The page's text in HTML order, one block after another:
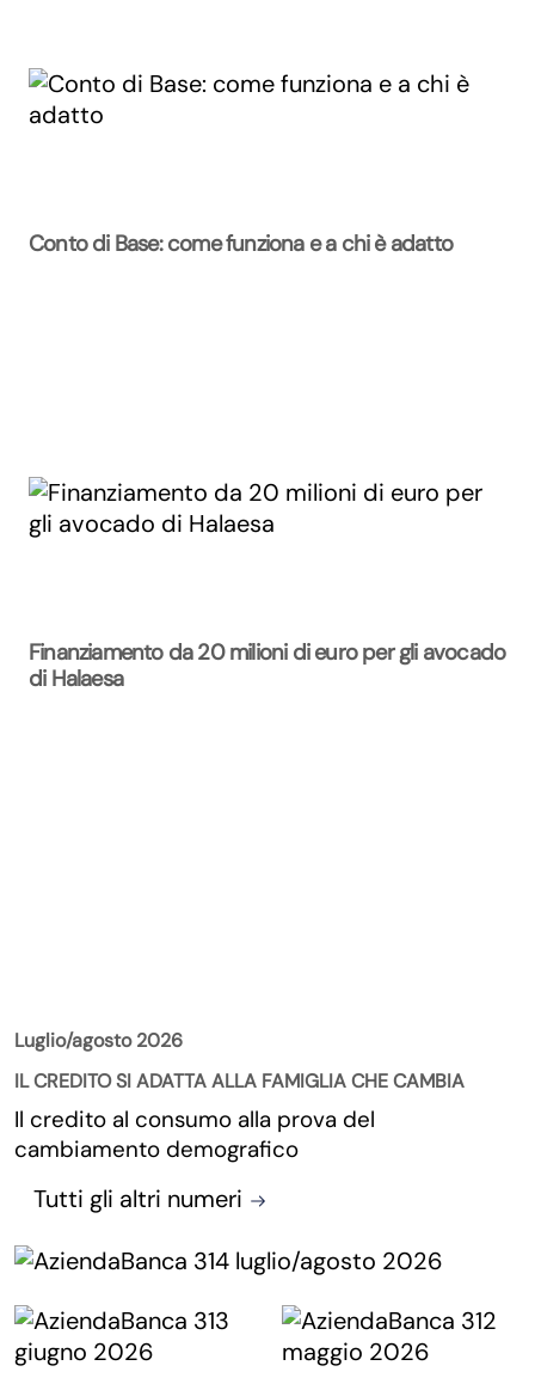
Conto di Base: come funziona e a chi è adatto
Finanziamento da 20 milioni di euro per gli avocado
di Halaesa
Luglio/agosto 2026
IL CREDITO SI ADATTA ALLA FAMIGLIA CHE CAMBIA
Il credito al consumo alla prova del
cambiamento demografico
Tutti gli altri numeri